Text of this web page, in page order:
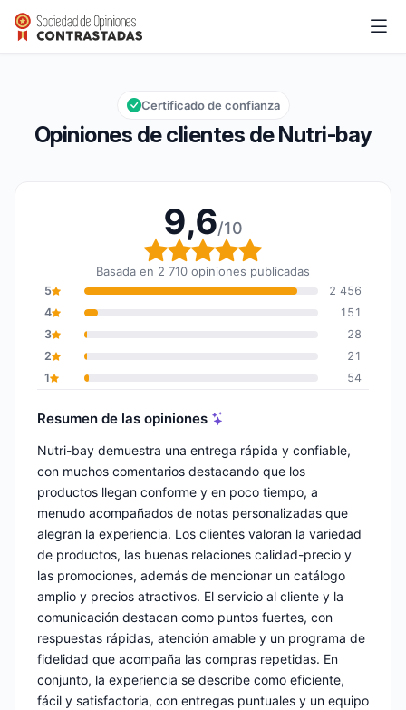
Nutri-bay
Calificación global: 9,6 de 10
9,6/10
Opiniones de clientes de Nutri-bay
Certificado de confianza
9,6/10
Calificación global: 9,6
Basada en 2 710 opiniones publicadas
5
2 456
4
151
3
28
2
21
1
54
Resumen de las opiniones
Nutri-bay demuestra una entrega rápida y confiable,
con muchos comentarios destacando que los
productos llegan conforme y en poco tiempo, a
menudo acompañados de notas personalizadas que
alegran la experiencia. Los clientes valoran la variedad
de productos, las buenas relaciones calidad-precio y
las promociones, además de mencionar un catálogo
amplio y precios atractivos. El servicio al cliente y la
comunicación destacan como puntos fuertes, con
respuestas rápidas, atención amable y un programa de
fidelidad que acompaña las compras repetidas. En
conjunto, la experiencia se describe como eficiente,
fácil y satisfactoria, con entregas puntuales y un equipo